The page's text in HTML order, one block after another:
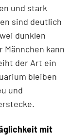
und stark
sind deutlich
dunklen
Männchen kann
der Art ein
bleiben
und
mit